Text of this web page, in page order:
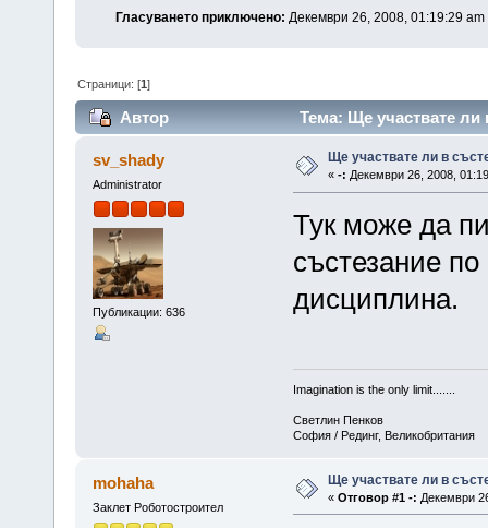
Гласуването приключено: Декември 26, 2008, 01:19:29 am
Страници: [1]
Автор Тема: Ще участвате ли
sv_shady
Administrator
Публикации: 636
Ще участвате ли в
« -: Декември 26, 2008,
Тук може да
състезание
дисциплина.
Imagination is the only limit.......
Светлин Пенков
София / Рединг, Великобритания
mohaha
Заклет Роботостроител
Ще участвате ли в
« Отговор #1 -: Декември